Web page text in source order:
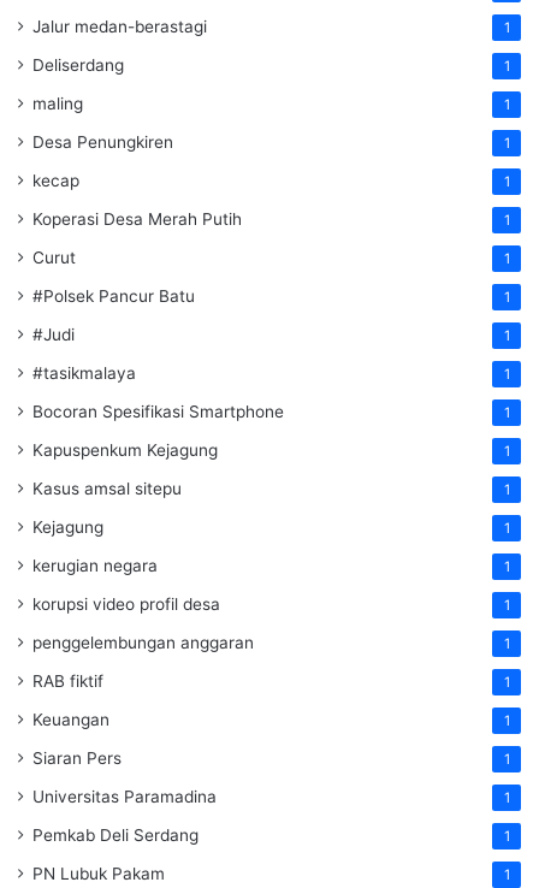
Jalur medan-berastagi 1
Deliserdang 1
maling 1
Desa Penungkiren 1
kecap 1
Koperasi Desa Merah Putih 1
Curut 1
#Polsek Pancur Batu 1
#Judi 1
#tasikmalaya 1
Bocoran Spesifikasi Smartphone 1
Kapuspenkum Kejagung 1
Kasus amsal sitepu 1
Kejagung 1
kerugian negara 1
korupsi video profil desa 1
penggelembungan anggaran 1
RAB fiktif 1
Keuangan 1
Siaran Pers 1
Universitas Paramadina 1
Pemkab Deli Serdang 1
PN Lubuk Pakam 1